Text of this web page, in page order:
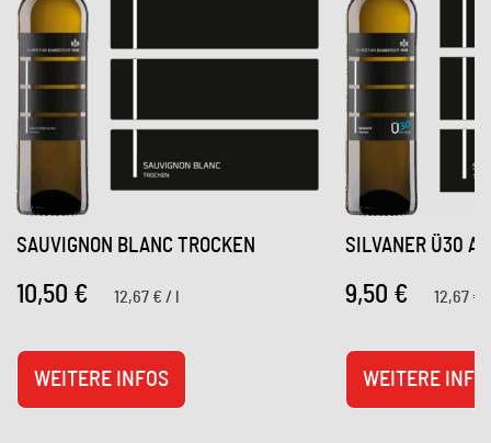
SAUVIGNON BLANC TROCKEN
10,50 € 12,67 € / l
WEITERE INFOS
SILVANER Ü30
9,50 € 12,67 €
WEITERE